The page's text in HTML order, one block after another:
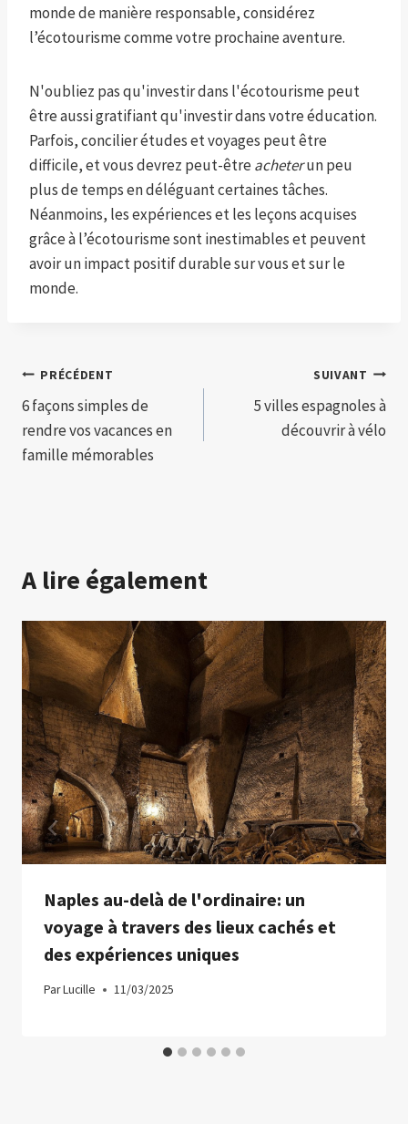
monde de manière responsable, considérez
l’écotourisme comme votre prochaine aventure.
N'oubliez pas qu'investir dans l'écotourisme peut
être aussi gratifiant qu'investir dans votre éducation.
Parfois, concilier études et voyages peut être
difficile, et vous devrez peut-être acheterun peu
plus de temps en déléguant certaines tâches.
Néanmoins, les expériences et les leçons acquises
grâce à l’écotourisme sont inestimables et peuvent
avoir un impact positif durable sur vous et sur le
monde.
Navigation
de
l’article
PRÉCÉDENT
6 façons simples de
rendre vos vacances en
famille mémorables
SUIVANT
5 villes espagnoles à
découvrir à vélo
A lire également
Naples au-delà de l'ordinaire: un
voyage à travers des lieux cachés et
des expériences uniques
ParLucille 11/03/2025